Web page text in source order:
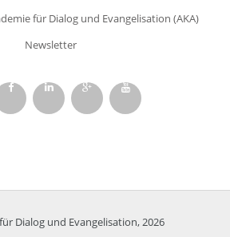
für Dialog und Evangelisation (AKA)
Newsletter
Dialog und Evangelisation, 2026